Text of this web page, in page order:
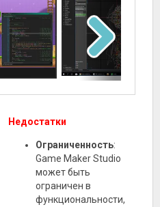
Недостатки
Ограниченность:
Game Maker Studio
может быть
ограничен в
функциональности,